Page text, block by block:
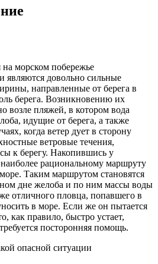
морском побережье
являются довольно сильные
направленные от берега в
берега. Возник­новению их
возле пляжей, в котором вода
идущие от берега, а также
когда ветер дует в сторону
ветровые течения,
к берегу. Накопившись у
рациональному маршруту
Таким маршрутом становятся
дне желоба и по ним массы воды
отличного пловца, попавшего в
в море. Если же он пытается
как правило, быстро устает,
посторонняя помощь.
опасной ситуации